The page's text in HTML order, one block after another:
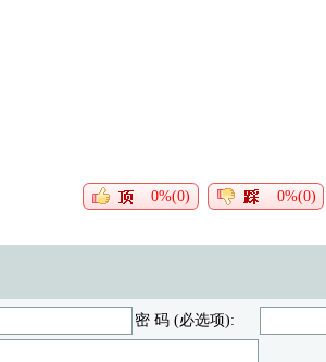
0%(0) 0%(0)
密 码 (必选项):